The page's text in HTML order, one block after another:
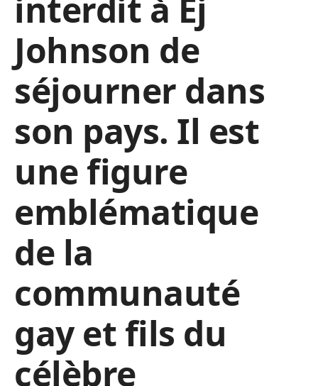
interdit à Ej
Johnson de
séjourner dans
son pays. Il est
une figure
emblématique
de la
communauté
gay et fils du
célèbre